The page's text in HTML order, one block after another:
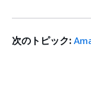
次のトピック: